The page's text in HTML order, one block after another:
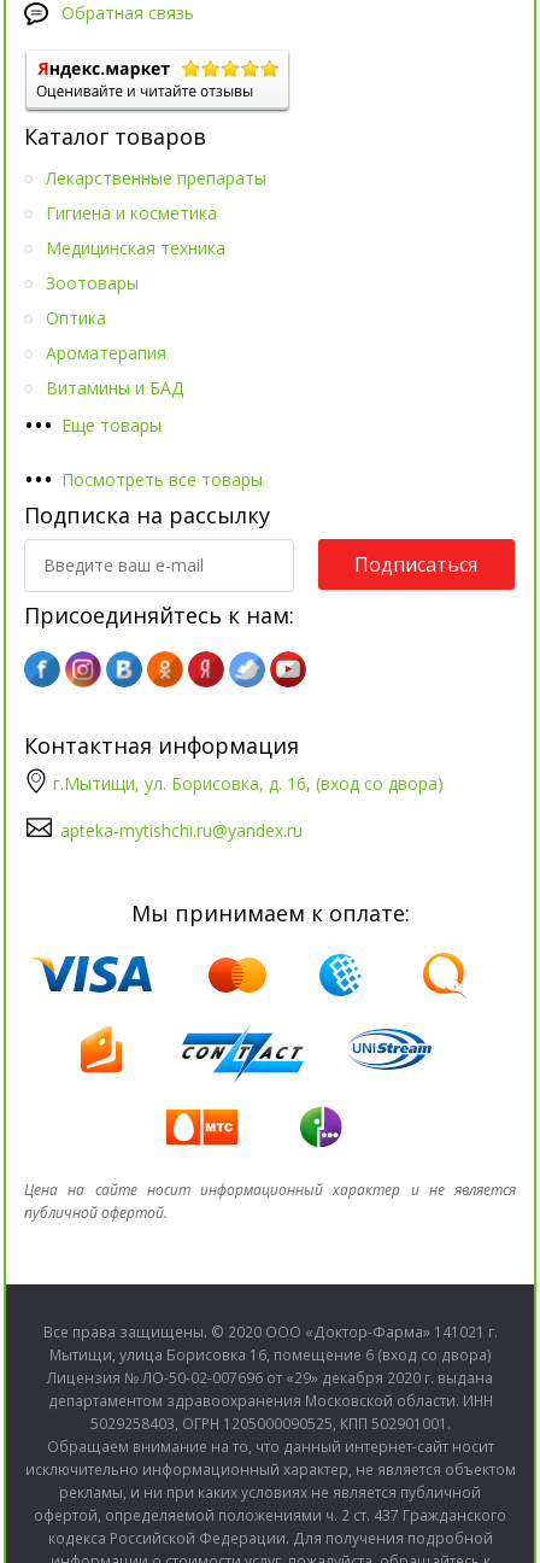
Обратная связь
Каталог товаров
••• Еще товары
Лекарственные препараты
Гигиена и косметика
Медицинская техника
Зоотовары
Оптика
Ароматерапия
Витамины и БАД
••• Посмотреть все товары
Подписка на рассылку
Подписаться
Присоединяйтесь к нам:
Контактная информация
г.Мытищи, ул. Борисовка, д. 16, (вход со двора)
apteka-mytishchi.ru@yandex.ru
Мы принимаем к оплате:
Цена на сайте носит информационный характер и не является
публичной офертой.
Все права защищены. © 2020 ООО «Доктор-Фарма» 141021 г.
Мытищи, улица Борисовка 16, помещение 6 (вход со двора)
Лицензия № ЛО-50-02-007696 от «29» декабря 2020 г. выдана
департаментом здравоохранения Московской области. ИНН
5029258403, ОГРН 1205000090525, КПП 502901001.
Обращаем внимание на то, что данный интернет-сайт носит
исключительно информационный характер, не является объектом
рекламы, и ни при каких условиях не является публичной
офертой, определяемой положениями ч. 2 ст. 437 Гражданского
кодекса Российской Федерации. Для получения подробной